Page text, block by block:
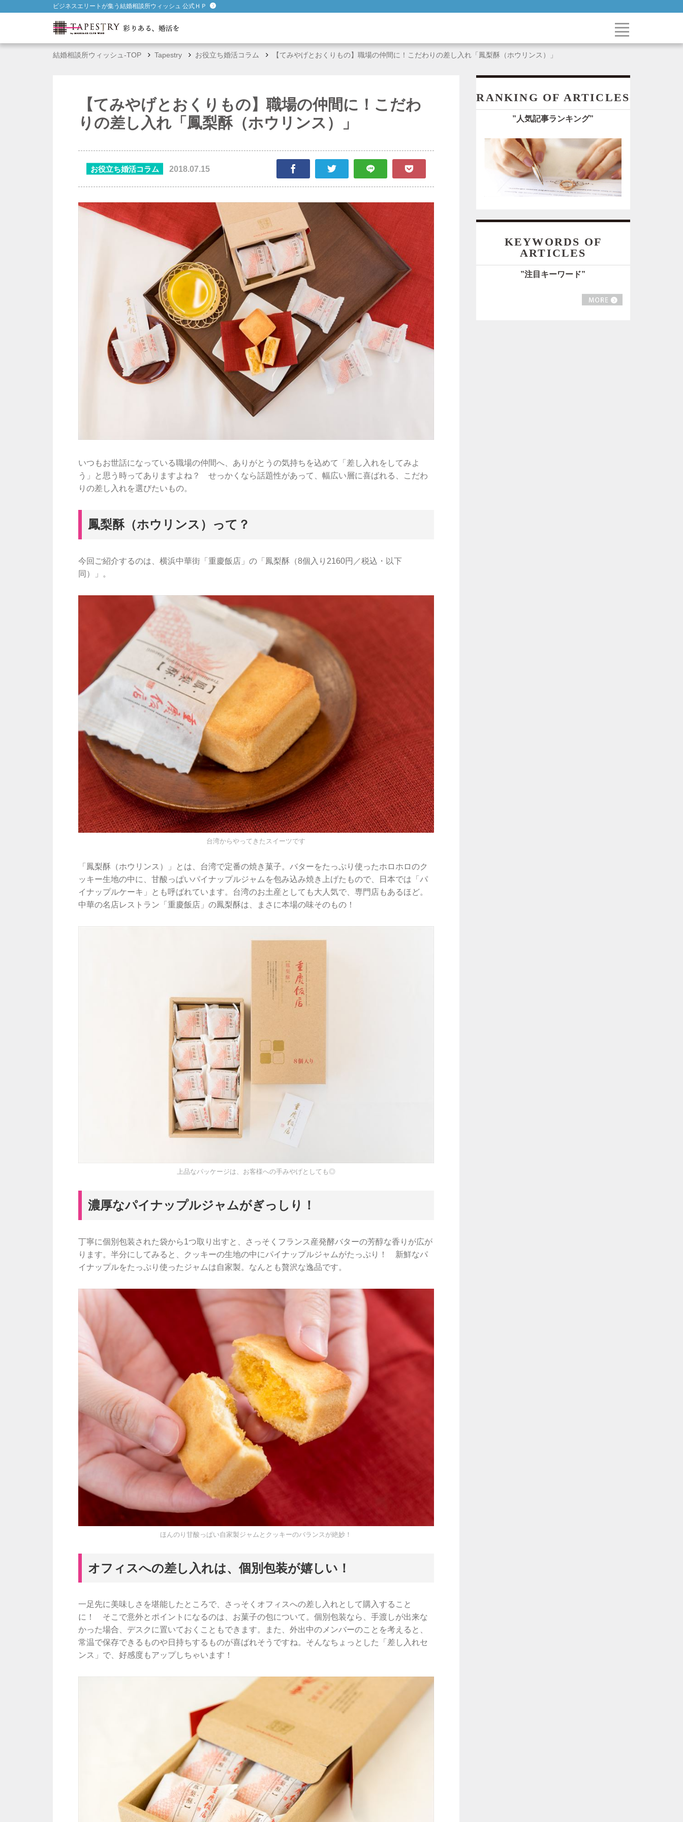
ビジネスエリートが集う結婚相談所ウィッシュ 公式ＨＰ
結婚相談所ウィッシュ-TOP Tapestry お役立ち婚活コラム 【てみやげとおくりもの】職場の仲間に！こだわりの差し入れ「鳳梨酥（ホウリンス）」
【てみやげとおくりもの】職場の仲間に！こだわ
りの差し入れ「鳳梨酥（ホウリンス）」
お役立ち婚活コラム 2018.07.15
いつもお世話になっている職場の仲間へ、ありがとうの気持ちを込めて「差し入れをしてみよ
う」と思う時ってありますよね？ せっかくなら話題性があって、幅広い層に喜ばれる、こだわ
りの差し入れを選びたいもの。
鳳梨酥（ホウリンス）って？
今回ご紹介するのは、横浜中華街「重慶飯店」の「鳳梨酥（8個入り2160円／税込・以下
同）」。
台湾からやってきたスイーツです
「鳳梨酥（ホウリンス）」とは、台湾で定番の焼き菓子。バターをたっぷり使ったホロホロのク
ッキー生地の中に、甘酸っぱいパイナップルジャムを包み込み焼き上げたもので、日本では「パ
イナップルケーキ」とも呼ばれています。台湾のお土産としても大人気で、専門店もあるほど。
中華の名店レストラン「重慶飯店」の鳳梨酥は、まさに本場の味そのもの！
上品なパッケージは、お客様への手みやげとしても◎
濃厚なパイナップルジャムがぎっしり！
丁寧に個別包装された袋から1つ取り出すと、さっそくフランス産発酵バターの芳醇な香りが広が
ります。半分にしてみると、クッキーの生地の中にパイナップルジャムがたっぷり！ 新鮮なパ
イナップルをたっぷり使ったジャムは自家製。なんとも贅沢な逸品です。
ほんのり甘酸っぱい自家製ジャムとクッキーのバランスが絶妙！
オフィスへの差し入れは、個別包装が嬉しい！
一足先に美味しさを堪能したところで、さっそくオフィスへの差し入れとして購入すること
に！ そこで意外とポイントになるのは、お菓子の包について。個別包装なら、手渡しが出来な
かった場合、デスクに置いておくこともできます。また、外出中のメンバーのことを考えると、
常温で保存できるものや日持ちするものが喜ばれそうですね。そんなちょっとした「差し入れセ
ンス」で、好感度もアップしちゃいます！
RANKING OF ARTICLES
”人気記事ランキング”
KEYWORDS OF
ARTICLES
”注目キーワード”